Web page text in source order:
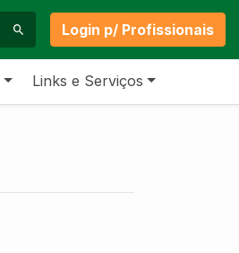
Login p/ Profissionais
Links e Serviços